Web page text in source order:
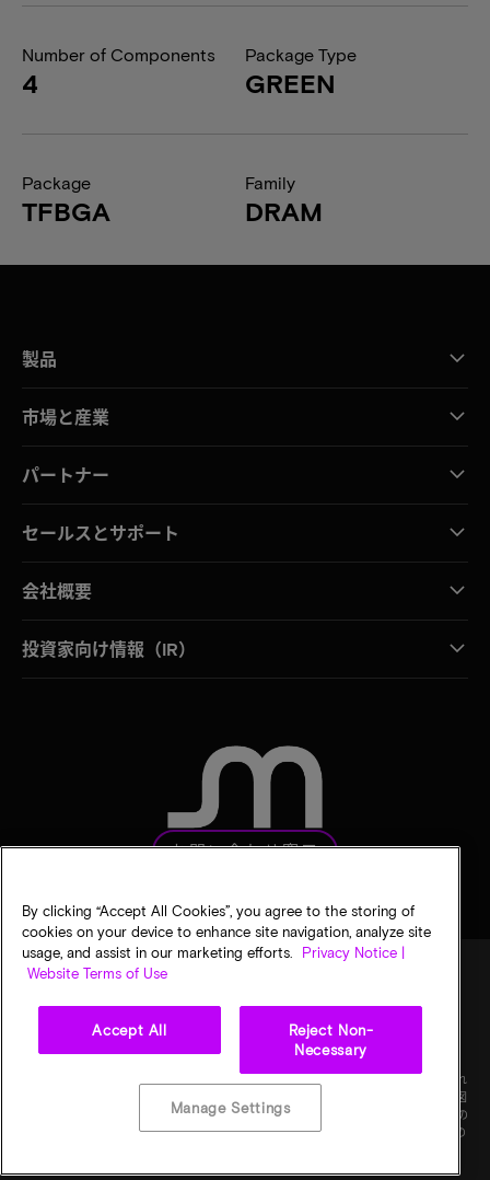
Number of Components
4
Package Type
GREEN
Package
TFBGA
Family
DRAM
製品
市場と産業
パートナー
セールスとサポート
会社概要
投資家向け情報（IR）
お問い合わせ窓口
マイクロンのプライバシー通知 販売条件
Micron Technology, Inc. All rights reserved. 情報、製品、仕様は予告なく変更され
ることがあります。すべての情報は何らの保証なく「現状有姿」の状態で提供されます。図
画の縮尺は正確ではありません。マイクロン、マイクロンのロゴ、およびその他のすべての
マイクロンの商標はMicron Technology, Inc.に帰属します。他のすべての商標はそれぞれの
By clicking “Accept All Cookies”, you agree to the storing of
cookies on your device to enhance site navigation, analyze site
usage, and assist in our marketing efforts.
Privacy Notice |
Website Terms of Use
Accept All
Reject Non-
Necessary
Manage Settings